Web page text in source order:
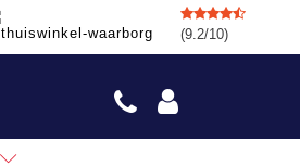
(9.2/10)